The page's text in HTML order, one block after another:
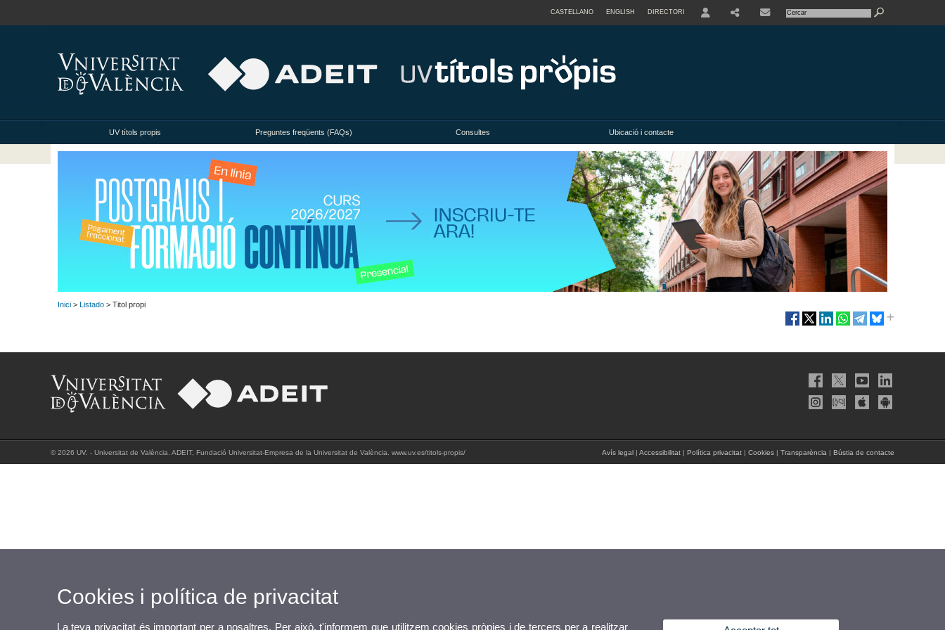
CASTELLANO ENGLISH DIRECTORI
UV títols propis Preguntes freqüents (FAQs) Consultes Ubicació i contacte
Inici > Listado > Titol propi
© 2026 UV. - Universitat de València. ADEIT, Fundació Universitat-Empresa de la Universitat de València. www.uv.es/titols-propis/ Avís legal | Accessibilitat | Política privacitat | Cookies | Transparència | Bústia de contacte
Cookies i política de privacitat
La teva privacitat és important per a nosaltres. Per això, t'informem que utilitzem cookies pròpies i de tercers per a realitzar